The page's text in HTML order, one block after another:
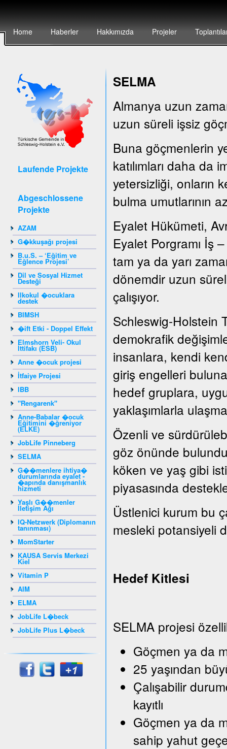
Home Haberler Hakkımızda Projeler
Laufende Projekte
Abgeschlossene
Projekte
AZAM
G�kkuşağı projesi
B.u.S. – ‘Eğitim ve
Eğlence Projesi’
Dil ve Sosyal Hizmet
Desteği
Ilkokul �ocuklara
destek
BIMSH
�ift Etki - Doppel Effekt
Elmshorn Veli- Okul
İttifakı (ESB)
Anne �ocuk projesi
İtfaiye Projesi
IBB
"Rengarenk"
Anne-Babalar �ocuk
Eğitimini �ğreniyor
(ELKE)
JobLife Pinneberg
SELMA
G��menlere ihtiya�
durumlarında eyalet -
�apında danışmanlık
hizmeti
Yaşlı G��menler
İletişim Ağı
IQ-Netzwerk (Diplomanın
tanınması)
MomStarter
KAUSA Servis Merkezi
Kiel
Vitamin P
AIM
ELMA
JobLife L�beck
JobLife Plus L�beck
SELMA
Almanya uzun
uzun süreli işsiz
Buna göçmenlerin
katılımları daha da
yetersizliği, onların
bulma umutlarının
Eyalet Hükümeti,
Eyalet Porgramı İş
tam ya da yarı
dönemdir uzun
çalışıyor.
Schleswig-Holstein
demokrafik
insanlara, kendi
giriş engelleri
hedef gruplara,
yaklaşımlarla
Özenli ve
göz önünde
köken ve yaş gibi
piyasasında
Üstlenici kurum bu
mesleki potansiyeli
Hedef Kitlesi
SELMA projesi
Göçmen ya da
25 yaşından
Çalışabilir
kayıtlı
Göçmen ya da
sahip yahut